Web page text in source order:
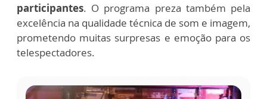
participantes. O programa preza também pela
excelência na qualidade técnica de som e imagem,
prometendo muitas surpresas e emoção para os
telespectadores.